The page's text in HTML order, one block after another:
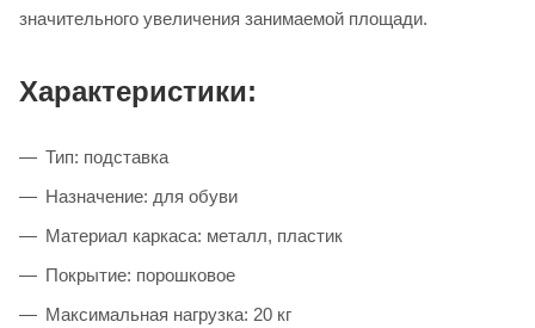
значительного увеличения занимаемой площади.
Характеристики:
Тип: подставка
Назначение: для обуви
Материал каркаса: металл, пластик
Покрытие: порошковое
Максимальная нагрузка: 20 кг